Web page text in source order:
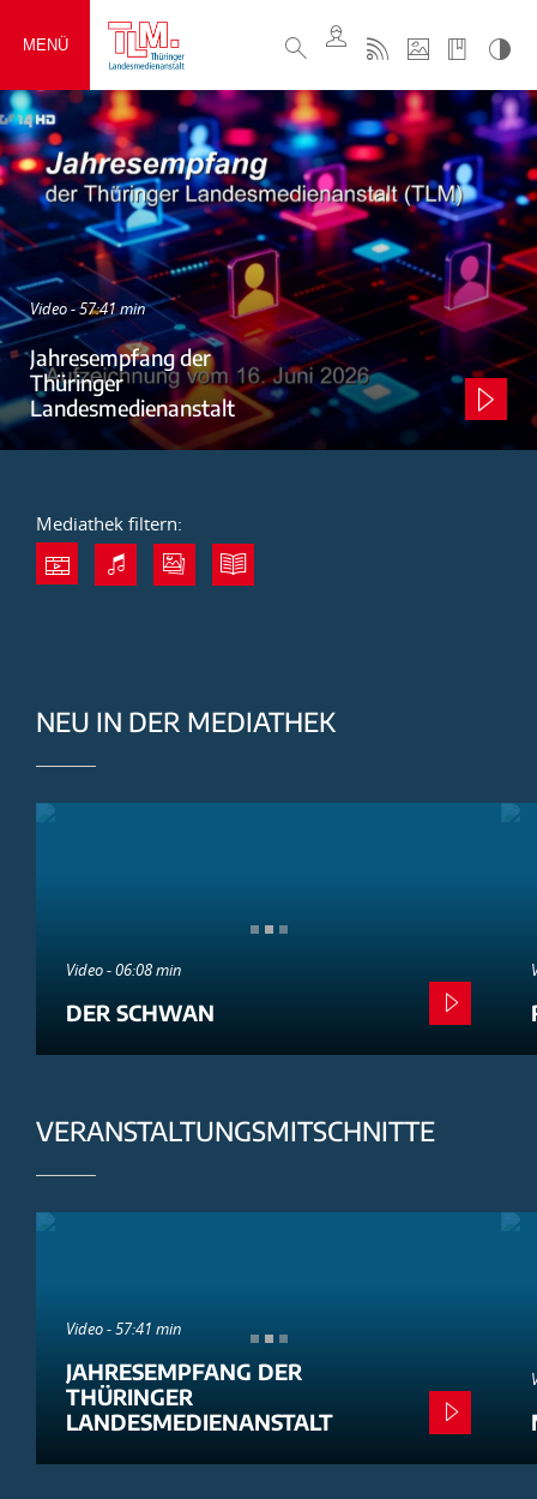
MENÜ
Video - 57:41 min
Jahresempfang der
Thüringer
Landesmedienanstalt
Mediathek filtern:
NEU IN DER MEDIATHEK
Video - 06:08 min
DER SCHWAN
VERANSTALTUNGSMITSCHNITTE
Video - 57:41 min
JAHRESEMPFANG DER
THÜRINGER
LANDESMEDIENANSTALT